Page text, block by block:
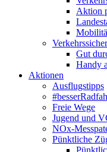
Aktion
Gut
Handy
Aktionen
Ausflugstipps
Freie Wege
Jugend und
NOx-
Pünktliche